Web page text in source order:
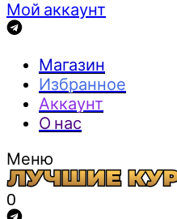
Мой аккаунт
Магазин
Избранное
Аккаунт
О нас
Меню
0